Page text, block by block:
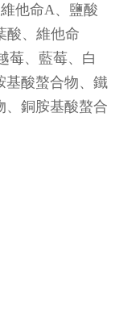
他命A、鹽酸
酸、維他命
莓、藍莓、白
基酸螯合物、鐵
、銅胺基酸螯合